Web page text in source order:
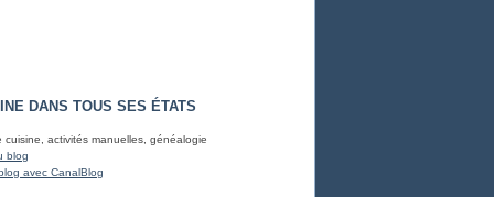
DANS TOUS SES ÉTATS
cuisine, activités manuelles, généalogie
blog
avec CanalBlog